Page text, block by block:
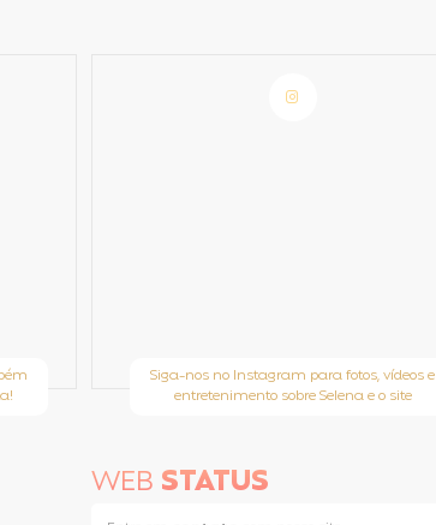
Siga-nos no Instagram para fotos, vídeos e
entretenimento sobre Selena e o site
WEB STATUS